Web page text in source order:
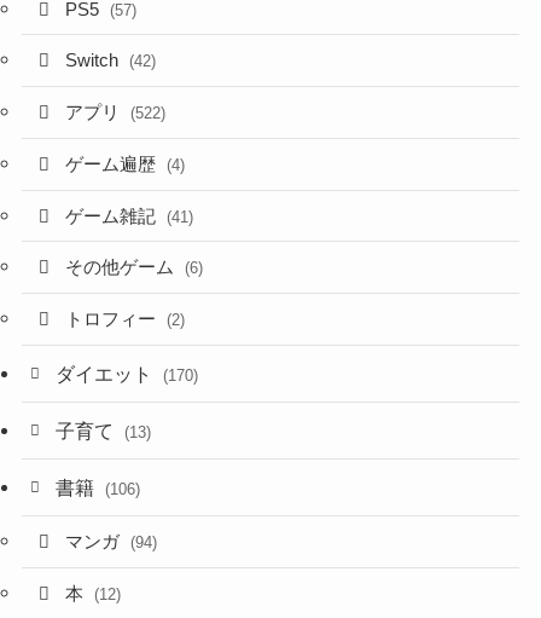
PS5 (57)
Switch (42)
アプリ (522)
ゲーム遍歴 (4)
ゲーム雑記 (41)
その他ゲーム (6)
トロフィー (2)
ダイエット (170)
子育て (13)
書籍 (106)
マンガ (94)
本 (12)